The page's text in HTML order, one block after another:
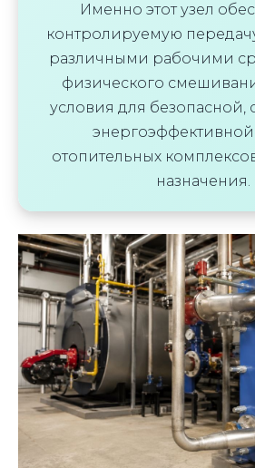
Именно этот узел
контролируемую
различными рабочими
физического
условия для безопасной,
отопительных
назначения.